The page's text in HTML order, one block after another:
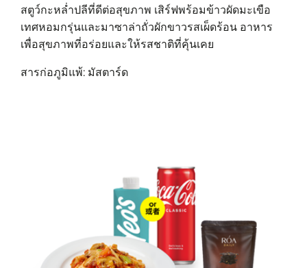
สตูว์กะหล่ำปลีที่ดีต่อสุขภาพ เสิร์ฟพร้อมข้าวผัดมะเขือ
เทศหอมกรุ่นและมาซาล่าถั่วผักขาวรสเผ็ดร้อน อาหาร
เพื่อสุขภาพที่อร่อยและให้รสชาติที่คุ้นเคย
สารก่อภูมิแพ้: มัสตาร์ด